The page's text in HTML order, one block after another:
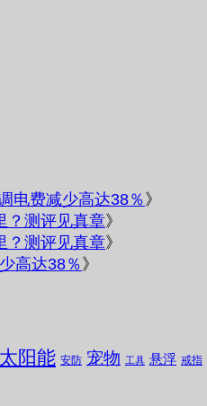
电费减少高达38％》
？测评见真章》
？测评见真章》
高达38％ 》
太阳能 安防 宠物 工具 悬浮 戒指